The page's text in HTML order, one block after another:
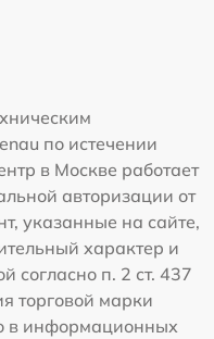
по истечении
в Москве работает
авторизации от
указанные на сайте,
характер и
согласно п. 2 ст. 437
торговой марки
в информационных